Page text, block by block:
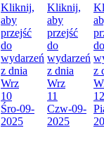
Kliknij,
aby
przejść
do
wydarzeń
z dnia
Wrz
10
Śro-09-
2025
Kliknij,
aby
przejść
do
wydarzeń
z dnia
Wrz
11
Czw-09-
2025
do
z
12